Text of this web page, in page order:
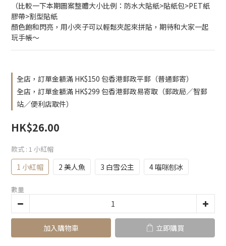
（比較一下本期圖案整體大小比例：防水大貼紙>貼紙包>PET紙
膠帶>割型貼紙
顏色飽和閃亮，用小夾子可以輕鬆夾起來拼貼，期待和大家一起
玩手帳～
全店，訂單金額滿 HK$150 包香港郵政平郵（普通郵寄）
全店，訂單金額滿 HK$299 包香港郵政易寄取（郵政局／智郵
站／便利店取件）
HK$26.00
款式 : 1 小紅帽
1 小紅帽 2 美人魚 3 白雪公主 4 喵咪刨冰
數量
加入購物車 立即購買